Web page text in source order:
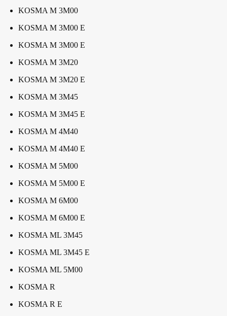
KOSMA M 3M00
KOSMA M 3M00 E
KOSMA M 3M00 E
KOSMA M 3M20
KOSMA M 3M20 E
KOSMA M 3M45
KOSMA M 3M45 E
KOSMA M 4M40
KOSMA M 4M40 E
KOSMA M 5M00
KOSMA M 5M00 E
KOSMA M 6M00
KOSMA M 6M00 E
KOSMA ML 3M45
KOSMA ML 3M45 E
KOSMA ML 5M00
KOSMA R
KOSMA R E